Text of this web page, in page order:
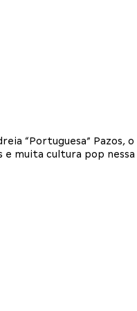
“Portuguesa”
muita cultura pop